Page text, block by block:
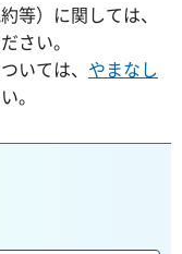
等）に関しては、
さい。
いては、 やまなし
。